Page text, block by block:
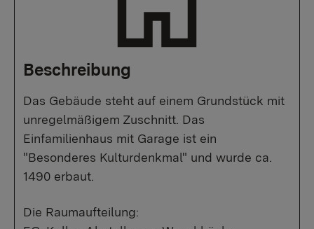
Beschreibung
Das Gebäude steht auf einem Grundstück mit
unregelmäßigem Zuschnitt. Das
Einfamilienhaus mit Garage ist ein
"Besonderes Kulturdenkmal" und wurde ca.
1490 erbaut.
Die Raumaufteilung: